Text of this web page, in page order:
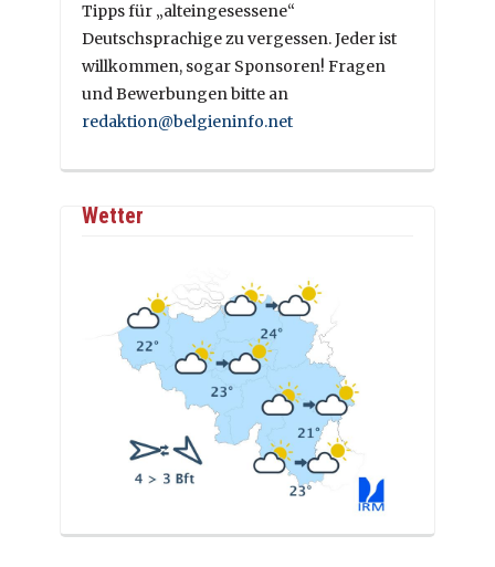
Tipps für „alteingesessene“
Deutschsprachige zu vergessen. Jeder ist
willkommen, sogar Sponsoren! Fragen
und Bewerbungen bitte an
redaktion@belgieninfo.net
Wetter